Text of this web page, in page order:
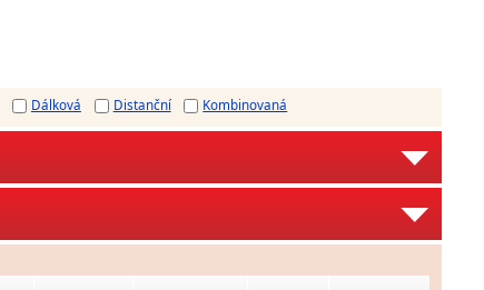
Dálková Distanční Kombinovaná